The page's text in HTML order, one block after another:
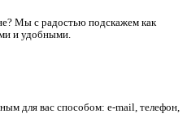
Мы с радостью подскажем как
и удобными.
для вас способом: e-mail, телефон,